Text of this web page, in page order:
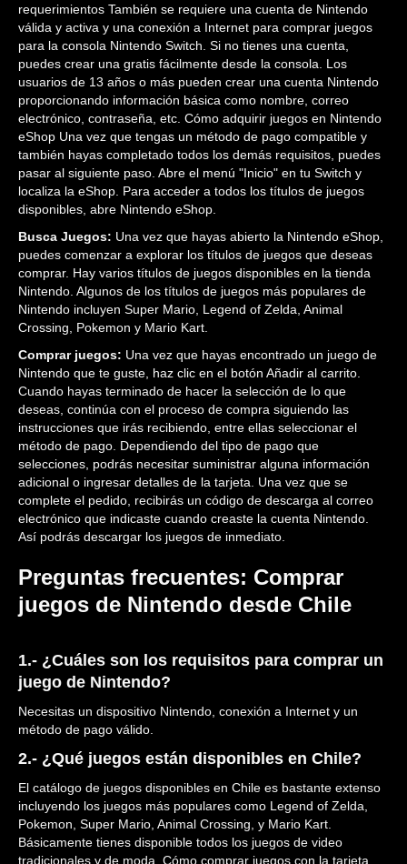
requerimientos También se requiere una cuenta de Nintendo
válida y activa y una conexión a Internet para comprar juegos
para la consola Nintendo Switch. Si no tienes una cuenta,
puedes crear una gratis fácilmente desde la consola. Los
usuarios de 13 años o más pueden crear una cuenta Nintendo
proporcionando información básica como nombre, correo
electrónico, contraseña, etc. Cómo adquirir juegos en Nintendo
eShop Una vez que tengas un método de pago compatible y
también hayas completado todos los demás requisitos, puedes
pasar al siguiente paso. Abre el menú "Inicio" en tu Switch y
localiza la eShop. Para acceder a todos los títulos de juegos
disponibles, abre Nintendo eShop.
Busca Juegos: Una vez que hayas abierto la Nintendo eShop,
puedes comenzar a explorar los títulos de juegos que deseas
comprar. Hay varios títulos de juegos disponibles en la tienda
Nintendo. Algunos de los títulos de juegos más populares de
Nintendo incluyen Super Mario, Legend of Zelda, Animal
Crossing, Pokemon y Mario Kart.
Comprar juegos: Una vez que hayas encontrado un juego de
Nintendo que te guste, haz clic en el botón Añadir al carrito.
Cuando hayas terminado de hacer la selección de lo que
deseas, continúa con el proceso de compra siguiendo las
instrucciones que irás recibiendo, entre ellas seleccionar el
método de pago. Dependiendo del tipo de pago que
selecciones, podrás necesitar suministrar alguna información
adicional o ingresar detalles de la tarjeta. Una vez que se
complete el pedido, recibirás un código de descarga al correo
electrónico que indicaste cuando creaste la cuenta Nintendo.
Así podrás descargar los juegos de inmediato.
Preguntas frecuentes: Comprar
juegos de Nintendo desde Chile
1.- ¿Cuáles son los requisitos para comprar un
juego de Nintendo?
Necesitas un dispositivo Nintendo, conexión a Internet y un
método de pago válido.
2.- ¿Qué juegos están disponibles en Chile?
El catálogo de juegos disponibles en Chile es bastante extenso
incluyendo los juegos más populares como Legend of Zelda,
Pokemon, Super Mario, Animal Crossing, y Mario Kart.
Básicamente tienes disponible todos los juegos de video
tradicionales y de moda. Cómo comprar juegos con la tarjeta